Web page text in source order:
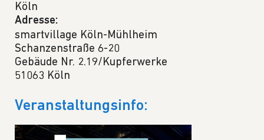
Köln
Adresse:
smartvillage Köln-Mühlheim
Schanzenstraße 6-20
Gebäude Nr. 2.19/Kupferwerke
51063 Köln
Veranstaltungsinfo: